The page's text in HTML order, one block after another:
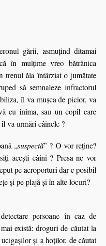
gării, asmuțind ditamai
în mulțime vreo bătrânica
trenul ăla întârziat o jumătate
să semnaleze infractorul
îl va mușca de picior, va
cu inima, sau un copil care
va urmări câinele ?
„suspectă” ? O vor reţine?
aceşti câini ? Presa ne vor
pe aeroporturi dar e posibil
şi pe plajă şi în alte locuri?
persoane în caz de
există: droguri de căutat la
și a hoților, de căutat